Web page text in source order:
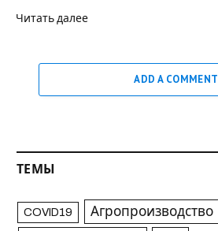
Читать далее
ADD A COMMENT
ТЕМЫ
COVID19 Агропроизводство